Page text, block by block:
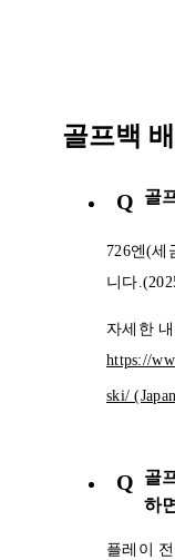
골프백
Q 골
726엔(세
니다
자세한
https://
ski/
Q
골
하
플레이